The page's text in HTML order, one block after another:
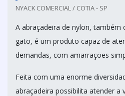
NYACK COMERCIAL / COTIA - SP
A abraçadeira de nylon, também
gato, é um produto capaz de
demandas, com amarrações
Feita com uma enorme
abraçadeira possibilita atender a